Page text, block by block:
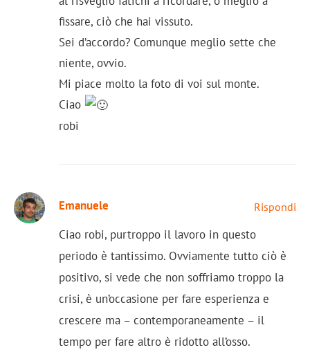
fissare, ciò che hai vissuto.
Sei d’accordo? Comunque meglio sette che
niente, ovvio.
Mi piace molto la foto di voi sul monte.
Ciao
robi
Emanuele Rispondi
Ciao robi, purtroppo il lavoro in questo
periodo è tantissimo. Ovviamente tutto ciò è
positivo, si vede che non soffriamo troppo la
crisi, è un’occasione per fare esperienza e
crescere ma – contemporaneamente – il
tempo per fare altro è ridotto all’osso.